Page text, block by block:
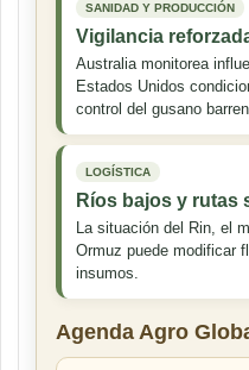
SANIDAD Y PRODUCCIÓN
Vigilancia
Australia monitorea
Estados Unidos
control del gusano
LOGÍSTICA
Ríos bajos y rutas
La situación del Rin, el
Ormuz puede modificar
insumos.
Agenda Agro